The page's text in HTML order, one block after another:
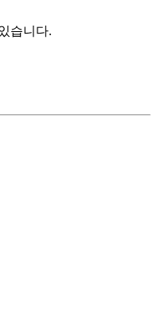
습니다.